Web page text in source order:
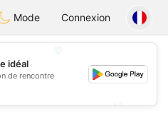
Mode Connexion
💕
idéal
de rencontre